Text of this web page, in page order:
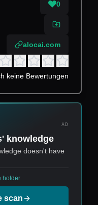
0
alocai.com
keine Bewertungen
AD
knowledge
doesn't have
holder
scan